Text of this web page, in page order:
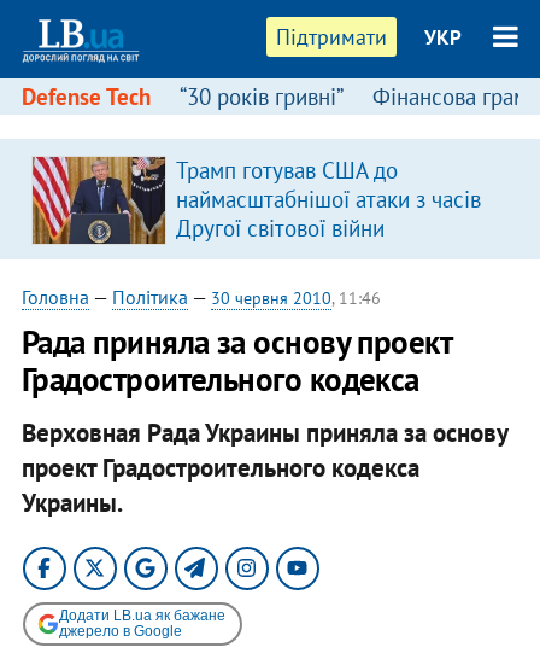
Підтримати УКР
Defense Tech “30 років гривні” Фінансова
Трамп готував США до
наймасштабнішої атаки з часів
Другої світової війни
Головна — Політика — 30 червня 2010, 11:46
Рада приняла за основу проект
Градостроительного кодекса
Верховная Рада Украины приняла за основу
проект Градостроительного кодекса
Украины.
Додати LB.ua як бажане
джерело в Google